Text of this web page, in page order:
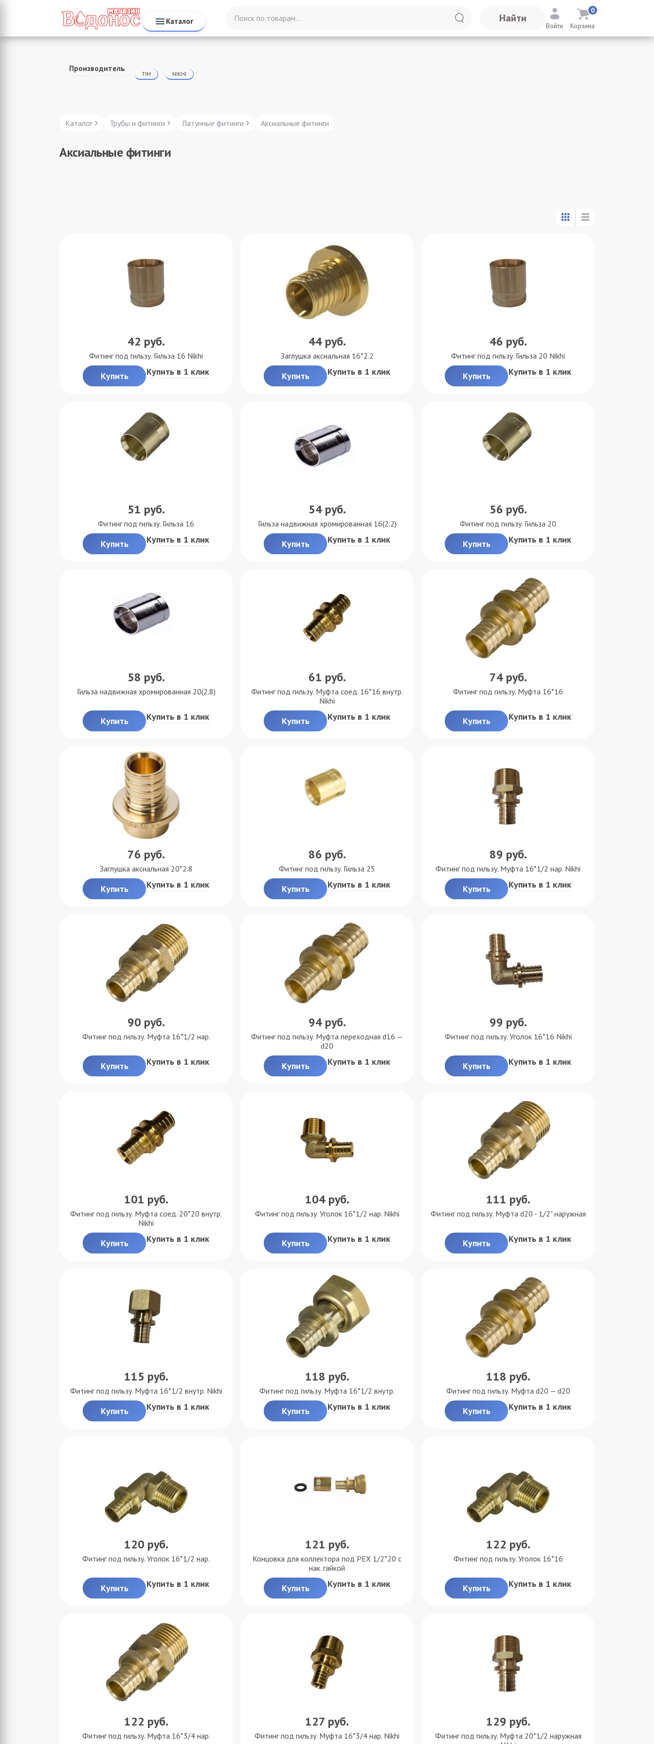
Каталог Найти
Войти Корзина
0
Производитель
TIM NIKHI
Каталог Трубы и фитинги Латунные фитинги Аксиальные фитинги
Аксиальные фитинги
42 руб.
Фитинг под гильзу. Гильза 16 Nikhi
Купить Купить в 1 клик
44 руб.
Заглушка аксиальная 16*2.2
Купить Купить в 1 клик
46 руб.
Фитинг под гильзу. Гильза 20 Nikhi
Купить Купить в 1 клик
51 руб.
Фитинг под гильзу. Гильза 16
Купить Купить в 1 клик
54 руб.
Гильза надвижная хромированная 16(2.2)
Купить Купить в 1 клик
56 руб.
Фитинг под гильзу. Гильза 20
Купить Купить в 1 клик
58 руб.
Гильза надвижная хромированная 20(2.8)
Купить Купить в 1 клик
61 руб.
Фитинг под гильзу. Муфта соед. 16*16 внутр.
Nikhi
Купить Купить в 1 клик
74 руб.
Фитинг под гильзу. Муфта 16*16
Купить Купить в 1 клик
76 руб.
Заглушка аксиальная 20*2.8
Купить Купить в 1 клик
86 руб.
Фитинг под гильзу. Гильза 25
Купить Купить в 1 клик
89 руб.
Фитинг под гильзу. Муфта 16*1/2 нар. Nikhi
Купить Купить в 1 клик
90 руб.
Фитинг под гильзу. Муфта 16*1/2 нар.
Купить Купить в 1 клик
94 руб.
Фитинг под гильзу. Муфта переходная d16 —
d20
Купить Купить в 1 клик
99 руб.
Фитинг под гильзу. Уголок 16*16 Nikhi
Купить Купить в 1 клик
101 руб.
Фитинг под гильзу. Муфта соед. 20*20 внутр.
Nikhi
Купить Купить в 1 клик
104 руб.
Фитинг под гильзу. Уголок 16*1/2 нар. Nikhi
Купить Купить в 1 клик
111 руб.
Фитинг под гильзу. Муфта d20 - 1/2" наружная
Купить Купить в 1 клик
115 руб.
Фитинг под гильзу. Муфта 16*1/2 внутр. Nikhi
Купить Купить в 1 клик
118 руб.
Фитинг под гильзу. Муфта 16*1/2 внутр.
Купить Купить в 1 клик
118 руб.
Фитинг под гильзу. Муфта d20 — d20
Купить Купить в 1 клик
120 руб.
Фитинг под гильзу. Уголок 16*1/2 нар.
Купить Купить в 1 клик
121 руб.
Концовка для коллектора под PEX 1/2*20 с
нак. гайкой
Купить Купить в 1 клик
122 руб.
Фитинг под гильзу. Уголок 16*16
Купить Купить в 1 клик
122 руб.
Фитинг под гильзу. Муфта 16*3/4 нар.
127 руб.
Фитинг под гильзу. Муфта 16*3/4 нар. Nikhi
129 руб.
Фитинг под гильзу. Муфта 20*1/2 наружная